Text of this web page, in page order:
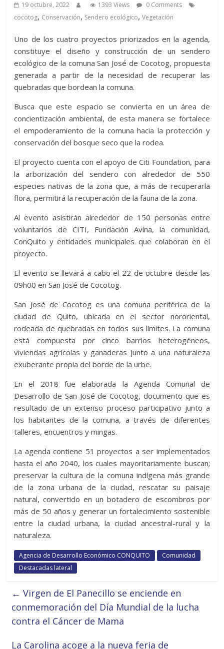
19 octubre, 2022 1393 Views
0 Comments
cocotog, Conservación, Sendero ecológico,Vegetación
Uno de los cuatro proyectos priorizados en la agenda,
constituye el diseño y construcción de un sendero
ecológico de la comuna San José de Cocotog, propuesta
generada a partir de la necesidad de recuperar las
quebradas que bordean la comuna.
Busca que este espacio se convierta en un área de
concientización ambiental, de esta manera se fortalece
el empoderamiento de la comuna hacia la protección y
conservación del bosque seco que la rodea.
El proyecto cuenta con el apoyo de Citi Foundation, para
la arborización del sendero con alrededor de 550
especies nativas de la zona que, a más de recuperarla
flora, permitirá la recuperación de la fauna de la zona.
Al evento asistirán alrededor de 150 personas entre
voluntarios de CITI, Fundación Avina, la comunidad,
ConQuito y entidades municipales que colaboran en el
proyecto.
El evento se llevará a cabo el 22 de octubre desde las
09h00 en San José de Cocotog.
San José de Cocotog es una comuna periférica de la
ciudad de Quito, ubicada en el sector nororiental,
rodeada de quebradas en todos sus límites. La comuna
está compuesta por cinco barrios heterogéneos,
viviendas agrícolas y ganaderas junto a una naturaleza
exuberante propia del borde de la urbe.
En el 2018 fue elaborada la Agenda Comunal de
Desarrollo de San José de Cocotog, documento que es
resultado de un extenso proceso participativo junto a
los habitantes de la comuna, a través de diferentes
talleres, encuentros y mingas.
La agenda contiene 51 proyectos a ser implementados
hasta el año 2040, los cuales mayoritariamente buscan;
preservar la cultura de la comuna indígena más grande
de la zona urbana de la ciudad, rescatar su paisaje
natural, convertido en un botadero de escombros por
más de 50 años y generar un fortalecimiento sostenible
entre la ciudad urbana, la ciudad ancestral-rural y la
naturaleza.
Agencia de Desarrollo Económico CONQUITO
Comunidad
Destacadas lateral
← Virgen de El Panecillo se enciende en
conmemoración del Día Mundial de la lucha
contra el Cáncer de Mama
La Carolina acoge a la nueva feria de